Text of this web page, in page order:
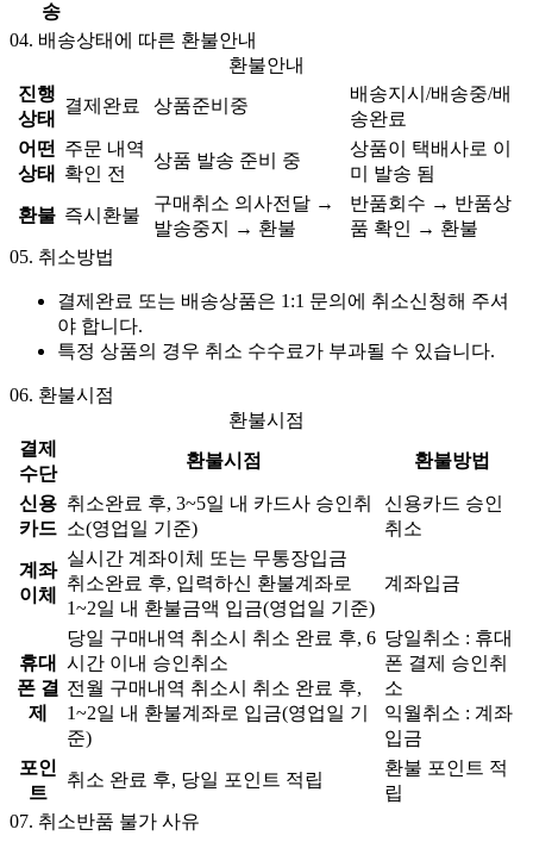
송
04. 배송상태에 따른 환불안내
환불안내
진행
상태
결제완료 상품준비중
배송지시/배송중/배
송완료
어떤
상태
주문 내역
확인 전
상품 발송 준비 중
상품이 택배사로 이
미 발송 됨
환불 즉시환불
구매취소 의사전달 →
발송중지 → 환불
반품회수 → 반품상
품 확인 → 환불
05. 취소방법
결제완료 또는 배송상품은 1:1 문의에 취소신청해 주셔
야 합니다.
특정 상품의 경우 취소 수수료가 부과될 수 있습니다.
06. 환불시점
환불시점
결제
수단
환불시점 환불방법
신용
카드
취소완료 후, 3~5일 내 카드사 승인취
소(영업일 기준)
신용카드 승인
취소
계좌
이체
실시간 계좌이체 또는 무통장입금
취소완료 후, 입력하신 환불계좌로
1~2일 내 환불금액 입금(영업일 기준)
계좌입금
휴대
폰 결
제
당일 구매내역 취소시 취소 완료 후, 6
시간 이내 승인취소
전월 구매내역 취소시 취소 완료 후,
1~2일 내 환불계좌로 입금(영업일 기
준)
당일취소 : 휴대
폰 결제 승인취
소
익월취소 : 계좌
입금
포인
트
취소 완료 후, 당일 포인트 적립
환불 포인트 적
립
07. 취소반품 불가 사유